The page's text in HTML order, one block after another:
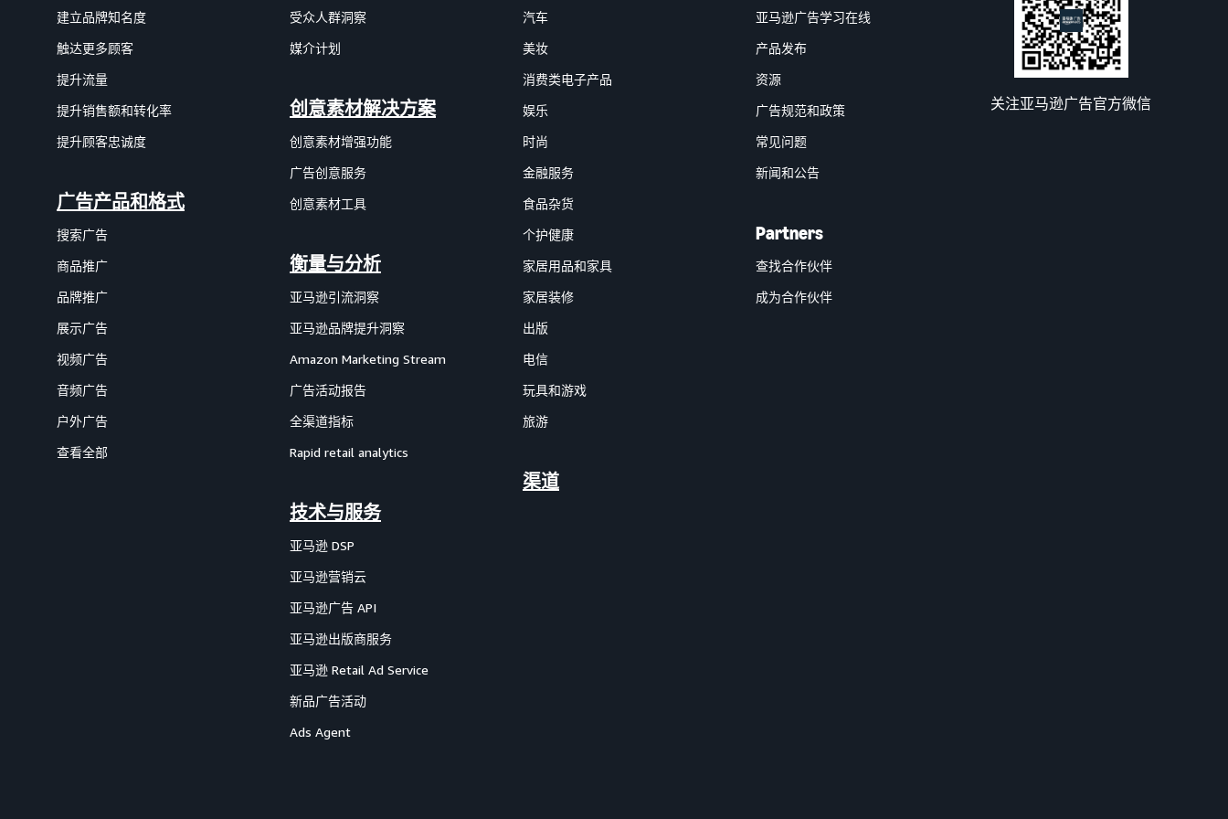
建立品牌知名度
触达更多顾客
提升流量
提升销售额和转化率
提升顾客忠诚度
广告产品和格式
搜索广告
商品推广
品牌推广
展示广告
视频广告
音频广告
户外广告
查看全部
受众人群洞察
媒介计划
创意素材解决方案
创意素材增强功能
广告创意服务
创意素材工具
衡量与分析
亚马逊引流洞察
亚马逊品牌提升洞察
Amazon Marketing Stream
广告活动报告
全渠道指标
Rapid retail analytics
技术与服务
亚马逊 DSP
亚马逊营销云
亚马逊广告 API
亚马逊出版商服务
亚马逊 Retail Ad Service
新品广告活动
Ads Agent
汽车
美妆
消费类电子产品
娱乐
时尚
金融服务
食品杂货
个护健康
家居用品和家具
家居装修
出版
电信
玩具和游戏
旅游
渠道
亚马逊广告学习在线
产品发布
资源
广告规范和政策
常见问题
新闻和公告
Partners
查找合作伙伴
成为合作伙伴
关注亚马逊广告官方微信